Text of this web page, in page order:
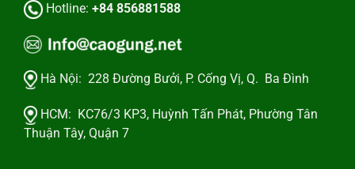
Hotline: +84 856881588
Hà Nội: 228 Đường Bưởi, P. Cống Vị, Q. Ba Đình
HCM: KC76/3 KP3, Huỳnh Tấn Phát, Phường Tân
Thuận Tây, Quận 7